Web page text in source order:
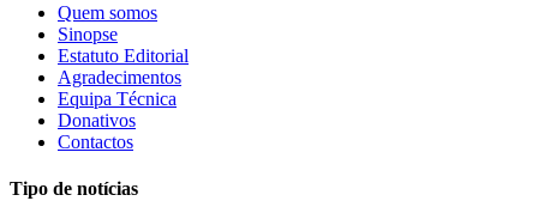
Quem somos
Sinopse
Estatuto Editorial
Agradecimentos
Equipa Técnica
Donativos
Contactos
Tipo de notícias